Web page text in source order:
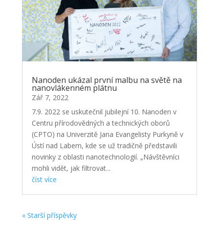
Nanoden ukázal první malbu na světě na
nanovlákenném plátnu
Zář 7, 2022
7.9. 2022 se uskutečnil jubilejní 10. Nanoden v
Centru přírodovědných a technických oborů
(CPTO) na Univerzitě Jana Evangelisty Purkyně v
Ústí nad Labem, kde se už tradičně představili
novinky z oblasti nanotechnologií. „Návštěvníci
mohli vidět, jak filtrovat...
číst více
« Starší příspěvky